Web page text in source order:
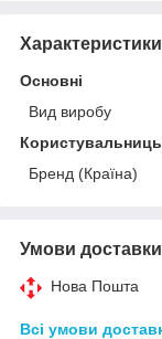
Характеристики
Основні
Вид виробу
Бренд (Країна)
Умови доставки
Нова Пошта
Всі умови